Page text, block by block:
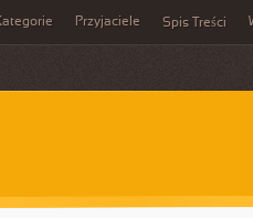
Przyjaciele Spis Treści